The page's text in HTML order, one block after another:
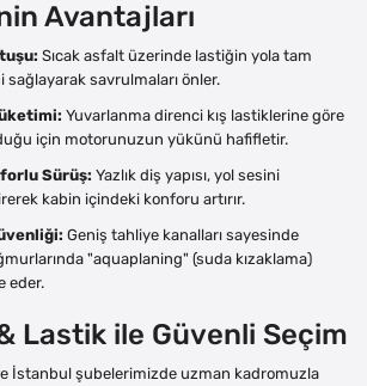
Avantajları
Sıcak asfalt üzerinde lastiğin yola tam
savrulmaları önler.
Yuvarlanma direnci kış lastiklerine göre
için motorunuzun yükünü hafifletir.
Sürüş: Yazlık diş yapısı, yol sesini
kabin içindeki konforu artırır.
Geniş tahliye kanalları sayesinde
"aquaplaning" (suda kızaklama)
eder.
Lastik ile Güvenli Seçim
İstanbul şubelerimizde uzman kadromuzla